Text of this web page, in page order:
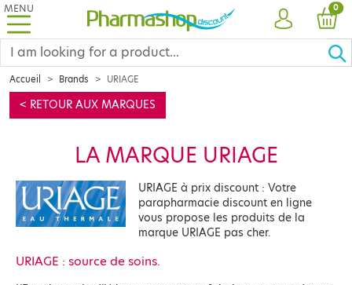
MENU
ACCOUNT
0
Accueil Brands URIAGE
< RETOUR AUX MARQUES
LA MARQUE URIAGE
URIAGE à prix discount : Votre
parapharmacie discount en ligne
vous propose les produits de la
marque URIAGE pas cher.
URIAGE : source de soins.